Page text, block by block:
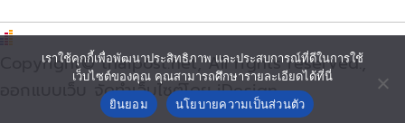
Copyright© thaipost.net, All rights reserved.,
ออกแบบเว็บ จัดทำเว็บไซต์โดย iDesign
เราใช้คุกกี้เพื่อพัฒนาประสิทธิภาพ และประสบการณ์ที่ดีในการใช้
เว็บไซต์ของคุณ คุณสามารถศึกษารายละเอียดได้ที่นี่
ยินยอม
นโยบายความเป็นส่วนตัว